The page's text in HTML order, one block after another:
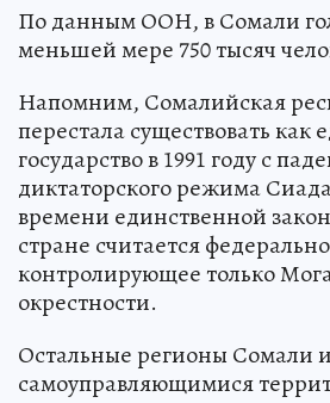
По данным ООН, в Сомали
меньшей мере 750 тысяч
Напомним, Сомалийская
перестала существовать как
государство в 1991 году с
диктаторского режима
времени единственной
стране считается
контролирующее только
окрестности.
Остальные регионы Сомали
самоуправляющимися